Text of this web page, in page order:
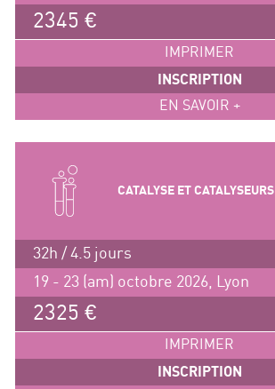
2345 €
IMPRIMER
INSCRIPTION
EN SAVOIR +
CATALYSE ET CATALYSEURS
32h / 4.5 jours
19 - 23 (am) octobre 2026, Lyon
2325 €
IMPRIMER
INSCRIPTION